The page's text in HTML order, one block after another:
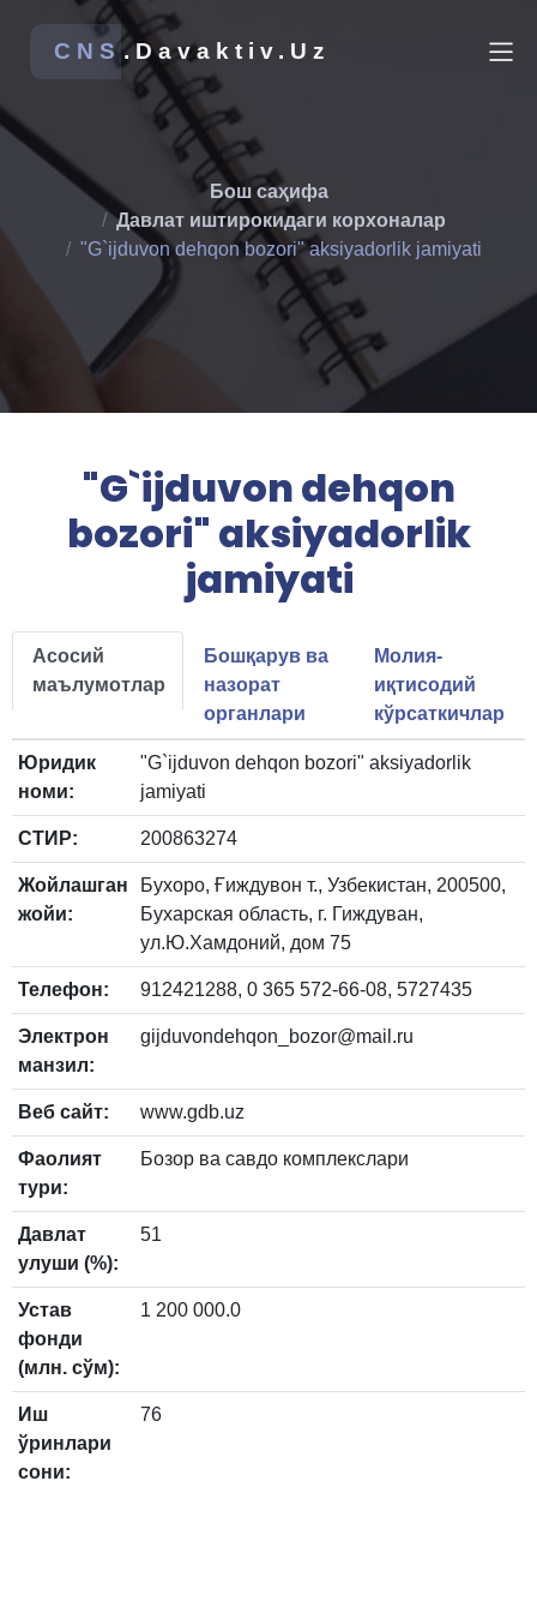
CNS .Davaktiv.Uz
Бош саҳифа
Давлат иштирокидаги корхоналар
"G`ijduvon dehqon bozori" aksiyadorlik jamiyati
"G`ijduvon dehqon
bozori" aksiyadorlik
jamiyati
Асосий
маълумотлар
Бошқарув ва
назорат
органлари
Молия-
иқтисодий
кўрсаткичлар
Юридик
номи:
"G`ijduvon dehqon bozori" aksiyadorlik
jamiyati
СТИР: 200863274
Жойлашган
жойи:
Бухоро, Ғиждувон т., Узбекистан, 200500,
Бухарская область, г. Гиждуван,
ул.Ю.Хамдоний, дом 75
Телефон: 912421288, 0 365 572-66-08, 5727435
Электрон
манзил:
gijduvondehqon_bozor@mail.ru
Веб сайт: www.gdb.uz
Фаолият
тури:
Бозор ва савдо комплекслари
Давлат
улуши (%):
51
Устав
фонди
(млн. сўм):
1 200 000.0
Иш
ўринлари
сони:
76